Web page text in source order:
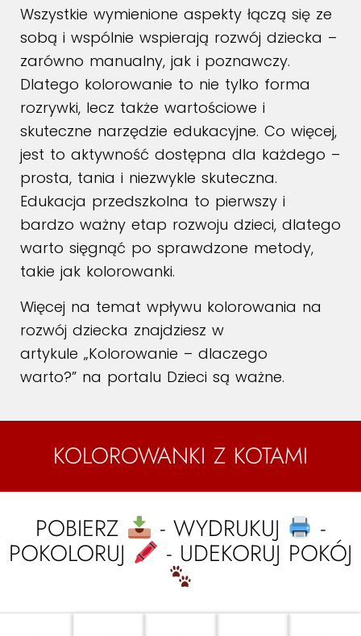
Wszystkie wymienione aspekty łączą się ze
sobą i wspólnie wspierają rozwój dziecka –
zarówno manualny, jak i poznawczy.
Dlatego kolorowanie to nie tylko forma
rozrywki, lecz także wartościowe i
skuteczne narzędzie edukacyjne. Co więcej,
jest to aktywność dostępna dla każdego –
prosta, tania i niezwykle skuteczna.
Edukacja przedszkolna to pierwszy i
bardzo ważny etap rozwoju dzieci, dlatego
warto sięgnąć po sprawdzone metody,
takie jak kolorowanki.
Więcej na temat wpływu kolorowania na
rozwój dziecka znajdziesz w
artykule „Kolorowanie – dlaczego
warto?” na portalu Dzieci są ważne.
KOLOROWANKI Z KOTAMI
POBIERZ - WYDRUKUJ -
POKOLORUJ - UDEKORUJ POKÓJ